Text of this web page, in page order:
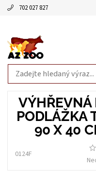
702 027 827
VÝHŘEVNÁ
PODLÁŽKA
90 X 40
0124F